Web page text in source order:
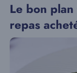
Le bon
repas